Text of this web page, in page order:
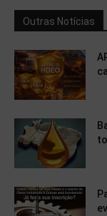
Outras Notícias